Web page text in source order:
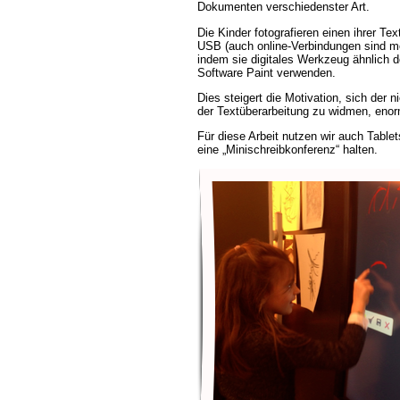
Dokumenten verschiedenster Art.
Die Kinder fotografieren einen ihrer
USB (auch online-Verbindungen sind
indem sie digitales Werkzeug ähnlich
Software Paint verwenden.
Dies steigert die Motivation, sich der
der Textüberarbeitung zu widmen,
Für diese Arbeit nutzen wir auch
eine „Minischreibkonferenz“ halten.